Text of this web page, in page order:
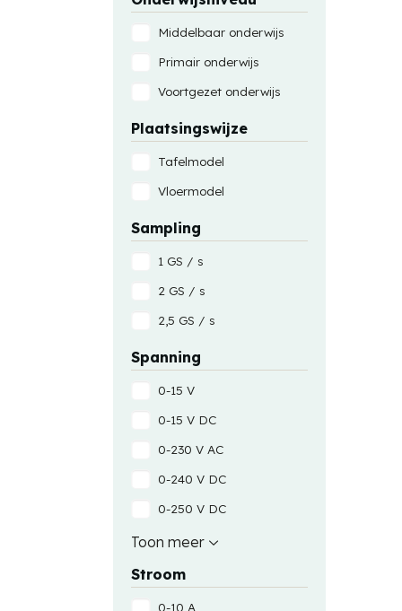
Pneumatiekschakelingen
Middelbaar onderwijs
Primair onderwijs
Voortgezet onderwijs
Plaatsingswijze
Tafelmodel
Vloermodel
Sampling
1 GS / s
2 GS / s
2,5 GS / s
Spanning
0-15 V
0-15 V DC
0-230 V AC
0-240 V DC
0-250 V DC
0-30 V AC
Toon meer
Stroom
0-10 A